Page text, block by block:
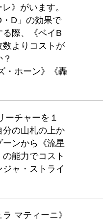
》がいます。
D」の効果で
際、《ベイB
数よりコストが
・ホーン》《轟
ーチャーを１
の山札の上か
ンから《流星
能力でコスト
ャ・ストライ
マティーニ》